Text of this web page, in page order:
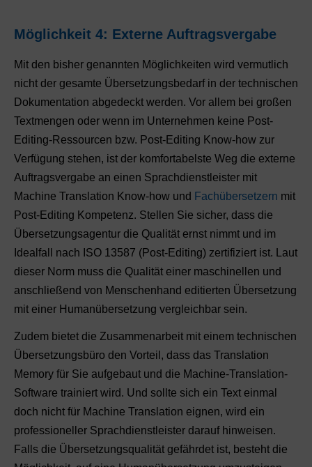
Möglichkeit 4: Externe Auftragsvergabe
Mit den bisher genannten Möglichkeiten wird vermutlich
nicht der gesamte Übersetzungsbedarf in der technischen
Dokumentation abgedeckt werden. Vor allem bei großen
Textmengen oder wenn im Unternehmen keine Post-
Editing-Ressourcen bzw. Post-Editing Know-how zur
Verfügung stehen, ist der komfortabelste Weg die externe
Auftragsvergabe an einen Sprachdienstleister mit
Machine Translation Know-how und Fachübersetzern mit
Post-Editing Kompetenz. Stellen Sie sicher, dass die
Übersetzungsagentur die Qualität ernst nimmt und im
Idealfall nach ISO 13587 (Post-Editing) zertifiziert ist. Laut
dieser Norm muss die Qualität einer maschinellen und
anschließend von Menschenhand editierten Übersetzung
mit einer Humanübersetzung vergleichbar sein.
Zudem bietet die Zusammenarbeit mit einem technischen
Übersetzungsbüro den Vorteil, dass das Translation
Memory für Sie aufgebaut und die Machine-Translation-
Software trainiert wird. Und sollte sich ein Text einmal
doch nicht für Machine Translation eignen, wird ein
professioneller Sprachdienstleister darauf hinweisen.
Falls die Übersetzungsqualität gefährdet ist, besteht die